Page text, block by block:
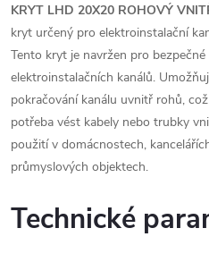
KRYT LHD 20X20 ROHOVÝ
kryt určený pro elektroinstalační
Tento kryt je navržen pro
elektroinstalačních kanálů.
pokračování kanálu uvnitř rohů,
potřeba vést kabely nebo trubky
použití v domácnostech,
průmyslových objektech.
Technické